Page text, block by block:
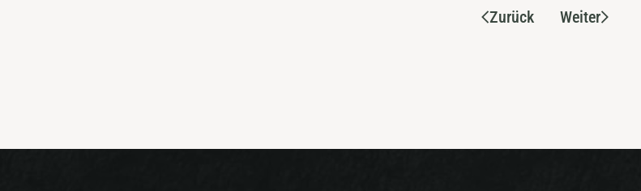
Zurück Weiter